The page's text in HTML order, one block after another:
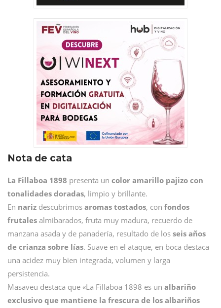
Nota de cata
La Fillaboa 1898 presenta un color amarillo pajizo con
tonalidades doradas, limpio y brillante.
En nariz descubrimos aromas tostados, con fondos
frutales almibarados, fruta muy madura, recuerdo de
manzana asada y de panadería, resultado de los seis años
de crianza sobre lías. Suave en el ataque, en boca destaca
una acidez muy bien integrada, volumen y larga
persistencia.
Masaveu destaca que «La Fillaboa 1898 es un albariño
exclusivo que mantiene la frescura de los albariños